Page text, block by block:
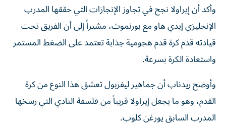
وأكد أن إيراولا نجح في تجاوز الإنجازات التي حققها المدرب
الإنجليزي إيدي هاو مع بورنموث، مشيراً إلى أن الفريق تحت
قيادته قدم كرة قدم هجومية جذابة تعتمد على الضغط المستمر
واستعادة الكرة بسرعة.
وأوضح ريدناب أن جماهير ليفربول تعشق هذا النوع من كرة
القدم، وهو ما يجعل إيراولا قريباً من فلسفة النادي التي رسخها
المدرب السابق يورغن كلوب.